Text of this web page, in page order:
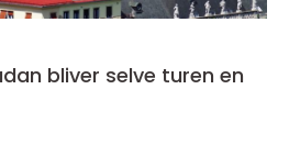
bliver selve turen en